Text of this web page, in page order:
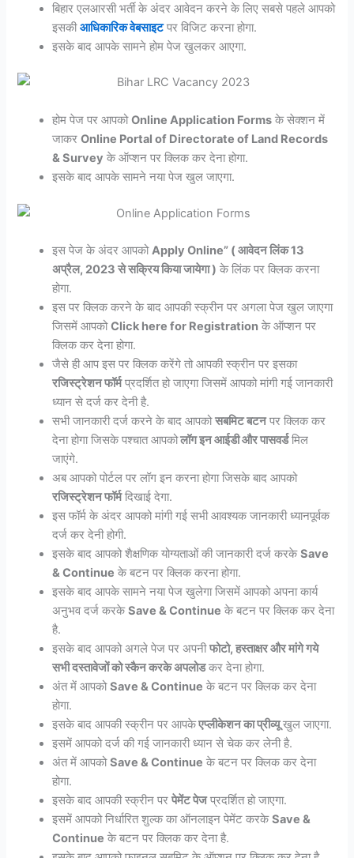
बिहार एलआरसी भर्ती के अंदर आवेदन करने के लिए सबसे पहले आपको
इसकीआधिकारिक वेबसाइटपर विजिट करना होगा.
इसके बाद आपके सामने होम पेज खुलकर आएगा.
होम पेज पर आपकोOnline Application Forms के सेक्शन में
जाकरOnline Portal of Directorate of Land Records
& Survey के ऑप्शन पर क्लिक कर देना होगा.
इसके बाद आपके सामने नया पेज खुल जाएगा.
इस पेज के अंदर आपकोApply Online” ( आवेदन लिंक 13
अप्रैल, 2023 से सक्रिय किया जायेगा ) के लिंक पर क्लिक करना
होगा.
इस पर क्लिक करने के बाद आपकी स्क्रीन पर अगला पेज खुल जाएगा
जिसमें आपकोClick here for Registration के ऑप्शन पर
क्लिक कर देना होगा.
जैसे ही आप इस पर क्लिक करेंगे तो आपकी स्क्रीन पर इसका
रजिस्ट्रेशन फॉर्मप्रदर्शित हो जाएगा जिसमें आपको मांगी गई जानकारी
ध्यान से दर्ज कर देनी है.
सभी जानकारी दर्ज करने के बाद आपकोसबमिट बटनपर क्लिक कर
देना होगा जिसके पश्चात आपकोलॉग इन आईडी और पासवर्डमिल
जाएंगे.
अब आपको पोर्टल पर लॉग इन करना होगा जिसके बाद आपको
रजिस्ट्रेशन फॉर्मदिखाई देगा.
इस फॉर्म के अंदर आपको मांगी गई सभी आवश्यक जानकारी ध्यानपूर्वक
दर्ज कर देनी होगी.
इसके बाद आपको शैक्षणिक योग्यताओं की जानकारी दर्ज करकेSave
& Continue के बटन पर क्लिक करना होगा.
इसके बाद आपके सामने नया पेज खुलेगा जिसमें आपको अपना कार्य
अनुभव दर्ज करकेSave & Continue के बटन पर क्लिक कर देना
है.
इसके बाद आपको अगले पेज पर अपनीफोटो, हस्ताक्षर और मांगे गये
सभी दस्तावेजों को स्कैन करके अपलोडकर देना होगा.
अंत में आपकोSave & Continue के बटन पर क्लिक कर देना
होगा.
इसके बाद आपकी स्क्रीन पर आपकेएप्लीकेशन का प्रीव्यूखुल जाएगा.
इसमें आपको दर्ज की गई जानकारी ध्यान से चेक कर लेनी है.
अंत में आपकोSave & Continue के बटन पर क्लिक कर देना
होगा.
इसके बाद आपकी स्क्रीन परपेमेंट पेजप्रदर्शित हो जाएगा.
इसमें आपको निर्धारित शुल्क का ऑनलाइन पेमेंट करकेSave &
Continue के बटन पर क्लिक कर देना है.